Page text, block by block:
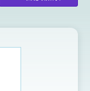
搜
示
搜
鍵
圖